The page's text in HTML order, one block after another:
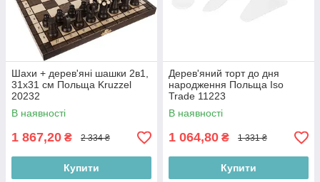
Шахи + дерев'яні шашки 2в1,
31х31 см Польща Kruzzel
20232
В наявності
1 867,20 ₴ 2 334 ₴
Купити
Дерев'яний торт до дня
народження Польща Iso
Trade 11223
В наявності
1 064,80 ₴ 1 331 ₴
Купити